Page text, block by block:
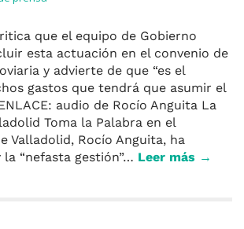
que el equipo de Gobierno
esta actuación en el convenio de
y advierte de que “es el
gastos que tendrá que asumir el
audio de Rocío Anguita La
Toma la Palabra en el
Valladolid, Rocío Anguita, ha
“nefasta gestión”… Leer más →